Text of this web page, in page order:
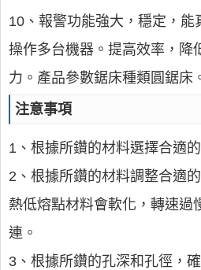
10、報警功能強大，穩定，
操作多台機器。提高效率，降
力。產品參數鋸床種類圓鋸床
注意事項
1、根據所鑽的材料選擇合適
2、根據所鑽的材料調整合適
熱低熔點材料會軟化，轉速過
連。
3、根據所鑽的孔深和孔徑，